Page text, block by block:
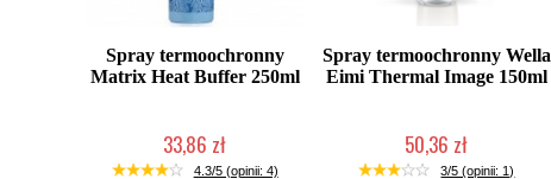
Spray termoochronny
Matrix Heat Buffer 250ml
33,86 zł
Produkt wycofany
4.3/5 (opinii: 4)
Spray termoochronny Wella
Eimi Thermal Image 150ml
50,36 zł
Duża ilość (wysyłka w 24h)
3/5 (opinii: 1)